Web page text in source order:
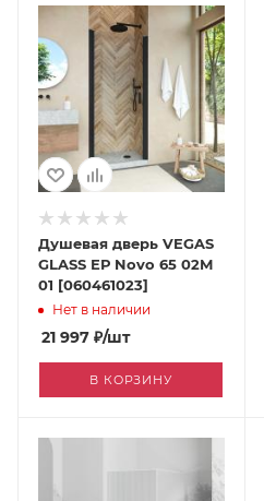
Душевая дверь VEGAS
GLASS ЕР Novo 65 02М
01 [060461023]
Нет в наличии
21 997 ₽/шт
В КОРЗИНУ